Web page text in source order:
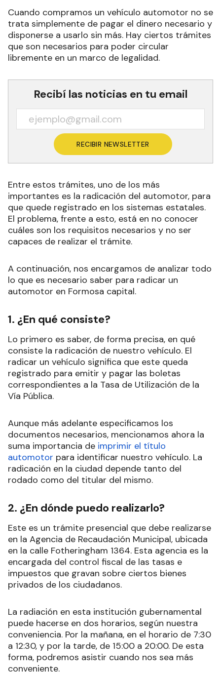
Cuando compramos un vehículo automotor no se
trata simplemente de pagar el dinero necesario y
disponerse a usarlo sin más. Hay ciertos trámites
que son necesarios para poder circular
libremente en un marco de legalidad.
Recibí las noticias en tu email
RECIBIR NEWSLETTER
Entre estos trámites, uno de los más
importantes es la radicación del automotor, para
que quede registrado en los sistemas estatales.
El problema, frente a esto, está en no conocer
cuáles son los requisitos necesarios y no ser
capaces de realizar el trámite.
A continuación, nos encargamos de analizar todo
lo que es necesario saber para radicar un
automotor en Formosa capital.
1. ¿En qué consiste?
Lo primero es saber, de forma precisa, en qué
consiste la radicación de nuestro vehículo. El
radicar un vehículo significa que este queda
registrado para emitir y pagar las boletas
correspondientes a la Tasa de Utilización de la
Vía Pública.
Aunque más adelante especificamos los
documentos necesarios, mencionamos ahora la
suma importancia de imprimir el título
automotor para identificar nuestro vehículo. La
radicación en la ciudad depende tanto del
rodado como del titular del mismo.
2. ¿En dónde puedo realizarlo?
Este es un trámite presencial que debe realizarse
en la Agencia de Recaudación Municipal, ubicada
en la calle Fotheringham 1364. Esta agencia es la
encargada del control fiscal de las tasas e
impuestos que gravan sobre ciertos bienes
privados de los ciudadanos.
La radiación en esta institución gubernamental
puede hacerse en dos horarios, según nuestra
conveniencia. Por la mañana, en el horario de 7:30
a 12:30, y por la tarde, de 15:00 a 20:00. De esta
forma, podremos asistir cuando nos sea más
conveniente.